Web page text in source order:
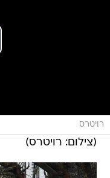
רויטרס
(צילום: רויטרס)